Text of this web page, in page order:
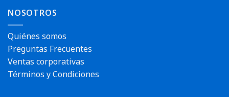
NOSOTROS
Quiénes somos
Preguntas Frecuentes
Ventas corporativas
Términos y Condiciones